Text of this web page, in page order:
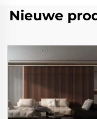
Nieuwe